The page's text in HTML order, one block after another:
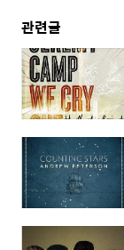
관련글